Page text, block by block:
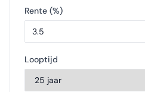
Rente (%)
Looptijd